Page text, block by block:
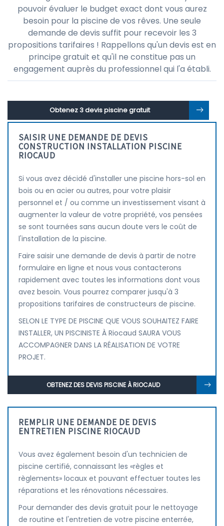
pouvoir évaluer le budget exact dont vous aurez
besoin pour la piscine de vos rêves. Une seule
demande de devis suffit pour recevoir les 3
propositions tarifaires ! Rappellons qu'un devis est en
principe gratuit et qu'il ne constitue pas un
engagement auprès du professionnel qui l'a établi.
Obtenez 3 devis piscine gratuit
SAISIR UNE DEMANDE DE DEVIS
CONSTRUCTION INSTALLATION PISCINE
RIOCAUD
Si vous avez décidé d'installer une piscine hors-sol en
bois ou en acier ou autres, pour votre plaisir
personnel et / ou comme un investissement visant à
augmenter la valeur de votre propriété, vos pensées
se sont tournées sans aucun doute vers le coût de
l'installation de la piscine.
Faire saisir une demande de devis à partir de notre
formulaire en ligne et nous vous contacterons
rapidement avec toutes les informations dont vous
avez besoin. Vous pourrez comparer jusqu'à 3
propositions tarifaires de constructeurs de piscine.
SELON LE TYPE DE PISCINE QUE VOUS SOUHAITEZ FAIRE
INSTALLER, UN PISCINISTE À Riocaud SAURA VOUS
ACCOMPAGNER DANS LA RÉALISATION DE VOTRE
PROJET.
OBTENEZ DES DEVIS PISCINE À RIOCAUD
REMPLIR UNE DEMANDE DE DEVIS
ENTRETIEN PISCINE RIOCAUD
Vous avez également besoin d'un technicien de
piscine certifié, connaissant les «règles et
règlements» locaux et pouvant effectuer toutes les
réparations et les rénovations nécessaires.
Pour demander des devis gratuit pour le nettoyage
de routine et l'entretien de votre piscine enterrée,